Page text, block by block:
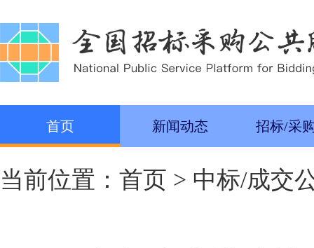
首页 新闻动态 招标/采
当前位置： 首页 > 中标/成交